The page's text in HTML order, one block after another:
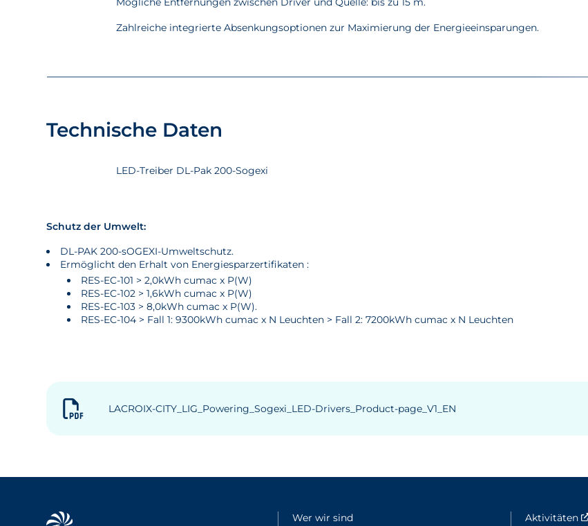
Zahlreiche integrierte Absenkungsoptionen zur Maximierung der Energieeinsparungen.
Technische Daten
LED-Treiber DL-Pak 200-Sogexi
Schutz der Umwelt:
DL-PAK 200-sOGEXI-Umweltschutz.
Ermöglicht den Erhalt von Energiesparzertifikaten :
RES-EC-101 > 2,0kWh cumac x P(W)
RES-EC-102 > 1,6kWh cumac x P(W)
RES-EC-103 > 8,0kWh cumac x P(W).
RES-EC-104 > Fall 1: 9300kWh cumac x N Leuchten > Fall 2: 7200kWh cumac x N Leuchten
LACROIX-CITY_LIG_Powering_Sogexi_LED-Drivers_Product-page_V1_EN
Wer wir sind Aktivitäten